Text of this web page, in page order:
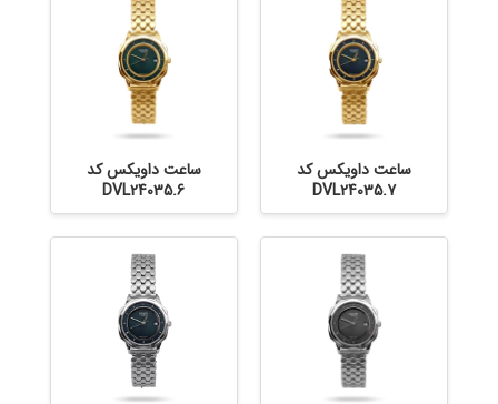
ساعت داویکس کد
DVL24035.7
ساعت داویکس کد
DVL24035.6